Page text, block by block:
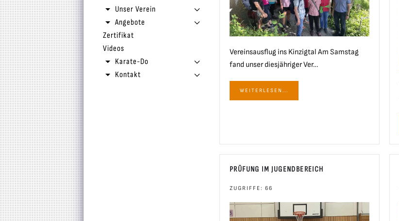
Unser Verein
Angebote
Zertifikat
Videos
Karate-Do
Kontakt
Vereinsausflug ins Kinzigtal Am Samstag
fand unser diesjähriger Ver…
WEITERLESEN...
PRÜFUNG IM JUGENDBEREICH
ZUGRIFFE: 66